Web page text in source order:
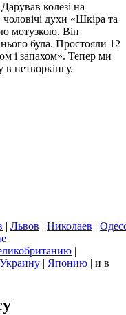
колезі на
духи «Шкіра та
мотузкою. Він
була. Простояли 12
і запахом». Тепер ми
нетворкінгу.
| Львов | Николаев |
|
Украину | Японию | и в